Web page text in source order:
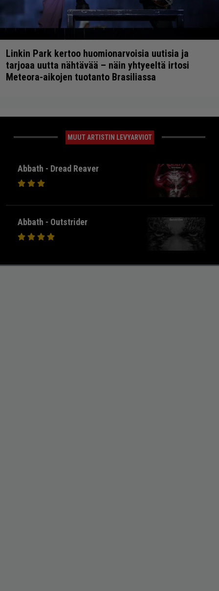
Linkin Park kertoo huomionarvoisia uutisia ja
tarjoaa uutta nähtävää – näin yhtyeeltä irtosi
Meteora-aikojen tuotanto Brasiliassa
MUUT ARTISTIN LEVYARVIOT
Abbath - Dread Reaver
Abbath - Outstrider